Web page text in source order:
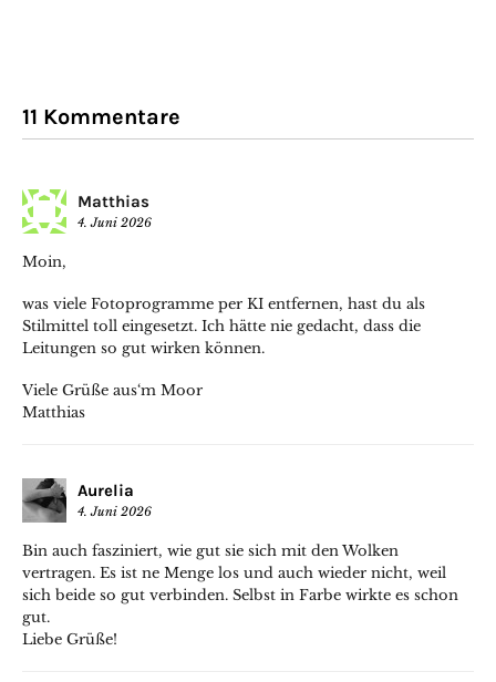
11 Kommentare
Matthias
4. Juni 2026
Moin,
was viele Fotoprogramme per KI entfernen, hast du als
Stilmittel toll eingesetzt. Ich hätte nie gedacht, dass die
Leitungen so gut wirken können.
Viele Grüße aus‘m Moor
Matthias
Aurelia
4. Juni 2026
Bin auch fasziniert, wie gut sie sich mit den Wolken
vertragen. Es ist ne Menge los und auch wieder nicht, weil
sich beide so gut verbinden. Selbst in Farbe wirkte es schon
gut.
Liebe Grüße!